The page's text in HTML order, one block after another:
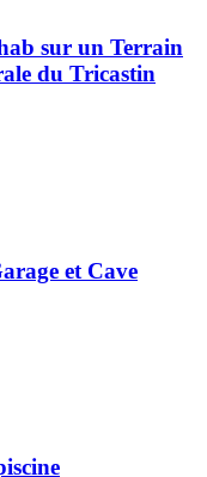
sur un Terrain
du Tricastin
et Cave